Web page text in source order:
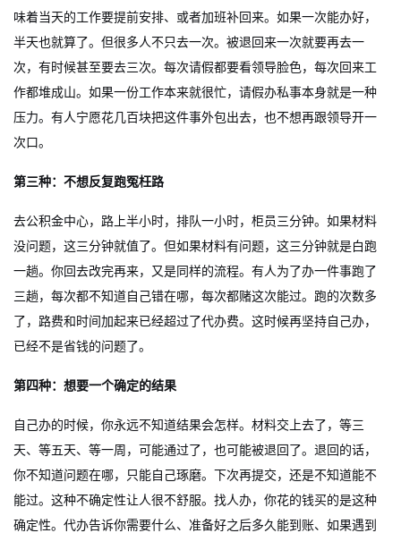
味着当天的工作要提前安排、或者加班补回来。如果一次能办好，
半天也就算了。但很多人不只去一次。被退回来一次就要再去一
次，有时候甚至要去三次。每次请假都要看领导脸色，每次回来工
作都堆成山。如果一份工作本来就很忙，请假办私事本身就是一种
压力。有人宁愿花几百块把这件事外包出去，也不想再跟领导开一
次口。
第三种：不想反复跑冤枉路
去公积金中心，路上半小时，排队一小时，柜员三分钟。如果材料
没问题，这三分钟就值了。但如果材料有问题，这三分钟就是白跑
一趟。你回去改完再来，又是同样的流程。有人为了办一件事跑了
三趟，每次都不知道自己错在哪，每次都赌这次能过。跑的次数多
了，路费和时间加起来已经超过了代办费。这时候再坚持自己办，
已经不是省钱的问题了。
第四种：想要一个确定的结果
自己办的时候，你永远不知道结果会怎样。材料交上去了，等三
天、等五天、等一周，可能通过了，也可能被退回了。退回的话，
你不知道问题在哪，只能自己琢磨。下次再提交，还是不知道能不
能过。这种不确定性让人很不舒服。找人办，你花的钱买的是这种
确定性。代办告诉你需要什么、准备好之后多久能到账、如果遇到